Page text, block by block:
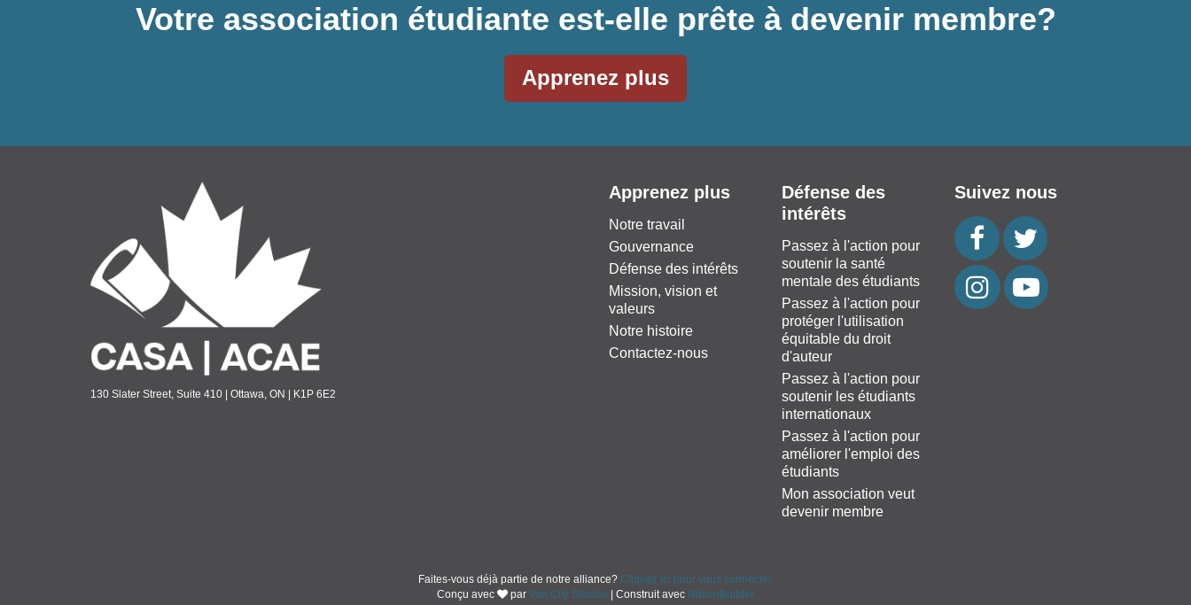
Votre association étudiante est-elle prête à devenir membre?
Apprenez plus
130 Slater Street, Suite 410 | Ottawa, ON | K1P 6E2
Apprenez plus
Notre travail
Gouvernance
Défense des intérêts
Mission, vision et
valeurs
Notre histoire
Contactez-nous
Défense des
intérêts
Passez à l'action pour
soutenir la santé
mentale des étudiants
Passez à l'action pour
protéger l'utilisation
équitable du droit
d'auteur
Passez à l'action pour
soutenir les étudiants
internationaux
Passez à l'action pour
améliorer l'emploi des
étudiants
Mon association veut
devenir membre
Suivez nous
Faites-vous déjà partie de notre alliance? Cliquez ici pour vous connecter.
Conçu avec
par Van City Studios | Construit avec NationBuilder